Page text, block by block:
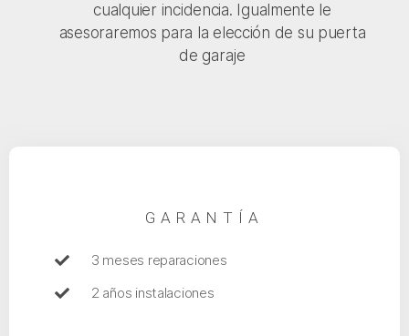
cualquier incidencia. Igualmente le
asesoraremos para la elección de su puerta
de garaje
GARANTÍA
3 meses reparaciones
2 años instalaciones